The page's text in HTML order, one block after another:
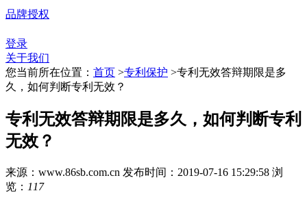
品牌授权
登录
关于我们
您当前所在位置： 首页 >专利保护 >专利无效答辩期限是多
久，如何判断专利无效？
专利无效答辩期限是多久，如何判断专利
无效？
来源：www.86sb.com.cn 发布时间：2019-07-16 15:29:58 浏
览： 117